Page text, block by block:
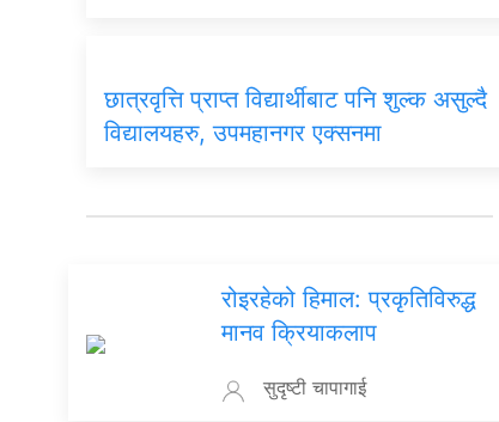
छात्रवृत्ति प्राप्त विद्यार्थीबाट पनि शुल्क असुल्दै
विद्यालयहरु, उपमहानगर एक्सनमा
रोइरहेको हिमाल: प्रकृतिविरुद्ध
मानव क्रियाकलाप
सुदृष्टी चापागाई